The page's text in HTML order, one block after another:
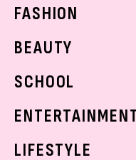
FASHION
着回し
BEAUTY
ベストコスメ
SCHOOL
学校ヘアメイク
LIFESTYLE